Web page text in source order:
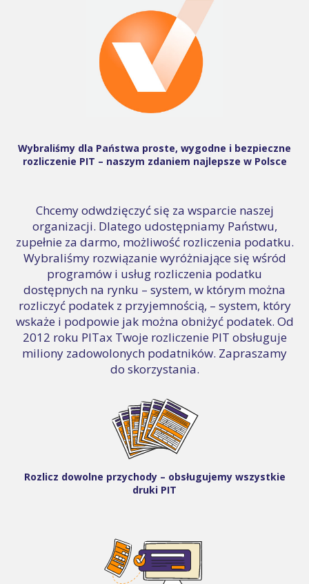
Wybraliśmy dla Państwa proste, wygodne i bezpieczne
rozliczenie PIT – naszym zdaniem najlepsze w Polsce
Chcemy odwdzięczyć się za wsparcie naszej
organizacji. Dlatego udostępniamy Państwu,
zupełnie za darmo, możliwość rozliczenia podatku.
Wybraliśmy rozwiązanie wyróżniające się wśród
programów i usług rozliczenia podatku
dostępnych na rynku – system, w którym można
rozliczyć podatek z przyjemnością, – system, który
wskaże i podpowie jak można obniżyć podatek. Od
2012 roku PITax Twoje rozliczenie PIT obsługuje
miliony zadowolonych podatników. Zapraszamy
do skorzystania.
Rozlicz dowolne przychody – obsługujemy wszystkie
druki PIT